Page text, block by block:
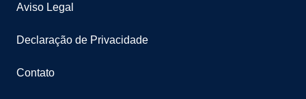
Aviso Legal
Declaração de Privacidade
Contato